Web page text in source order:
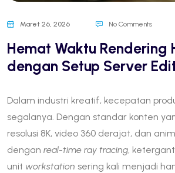
Maret 26, 2026 No Comments
Hemat Waktu Rendering
dengan Setup Server
Dalam industri kreatif, kecepatan
segalanya. Dengan standar konten
resolusi 8K, video 360 derajat, dan
dengan real-time ray tracing,
unit workstation sering kali menjadi